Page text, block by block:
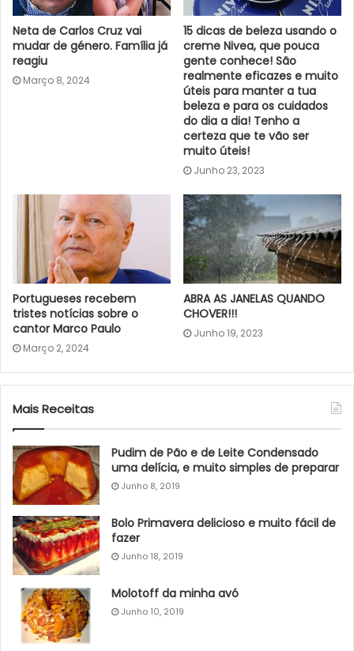
Neta de Carlos Cruz vai
mudar de género. Família já
reagiu
Março 8, 2024
15 dicas de beleza usando o
creme Nivea, que pouca
gente conhece! São
realmente eficazes e muito
úteis para manter a tua
beleza e para os cuidados
do dia a dia! Tenho a
certeza que te vão ser
muito úteis!
Junho 23, 2023
Portugueses recebem
tristes notícias sobre o
cantor Marco Paulo
Março 2, 2024
ABRA AS JANELAS QUANDO
CHOVER!!!
Junho 19, 2023
Mais Receitas
Pudim de Pão e de Leite Condensado
uma delícia, e muito simples de preparar
Junho 8, 2019
Bolo Primavera delicioso e muito fácil de
fazer
Junho 18, 2019
Molotoff da minha avó
Junho 10, 2019